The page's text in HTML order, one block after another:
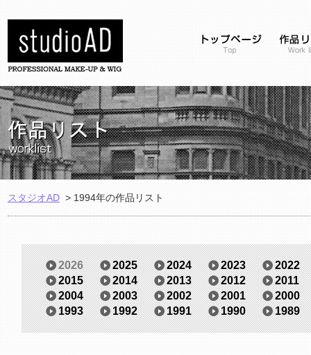
スタジオAD > 1994年の作品リスト
2026 2025 2024 2023
2022
2015
2014 2013 2012
2011
2004
2003 2002 2001
2000
1993
1992 1991 1990 1989